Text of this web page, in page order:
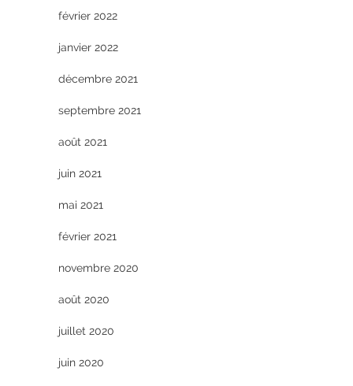
février 2022
janvier 2022
décembre 2021
septembre 2021
août 2021
juin 2021
mai 2021
février 2021
novembre 2020
août 2020
juillet 2020
juin 2020